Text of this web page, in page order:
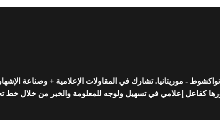
- موريتانيا. تشارك في المقاولات الإعلامية + وصناعة
كفاعل إعلامي في تسهيل ولوجه للمعلومة والخبر من خلال خط